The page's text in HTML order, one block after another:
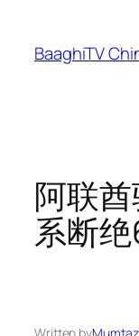
content
BaaghiTV
阿联
系断
Written byMumtaz